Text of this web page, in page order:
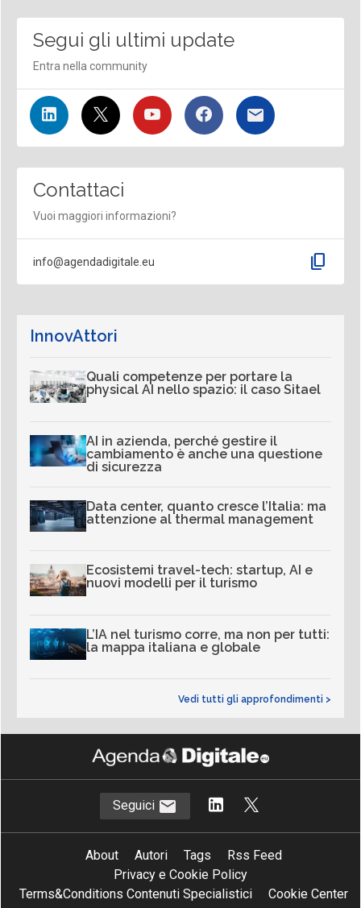
Segui gli ultimi update
Entra nella community
Contattaci
Vuoi maggiori informazioni?
info@agendadigitale.eu content_copy
InnovAttori
Quali competenze per portare la
physical AI nello spazio: il caso Sitael
AI in azienda, perché gestire il
cambiamento è anche una questione
di sicurezza
Data center, quanto cresce l’Italia: ma
attenzione al thermal management
Ecosistemi travel-tech: startup, AI e
nuovi modelli per il turismo
L’IA nel turismo corre, ma non per tutti:
la mappa italiana e globale
Vedi tutti gli approfondimenti >
Seguici
About Autori Tags
Rss Feed
Privacy e Cookie Policy
Terms&Conditions Contenuti Specialistici
Cookie Center